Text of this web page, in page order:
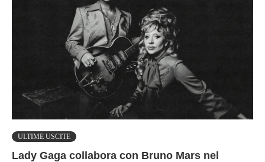
ULTIME USCITE
Lady Gaga collabora con Bruno Mars nel